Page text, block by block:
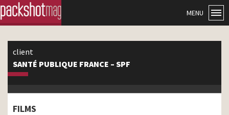
MENU
client
SANTÉ PUBLIQUE FRANCE – SPF
FILMS